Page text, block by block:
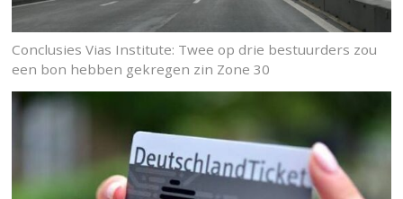
Conclusies Vias Institute: Twee op drie bestuurders zou
een bon hebben gekregen zin Zone 30